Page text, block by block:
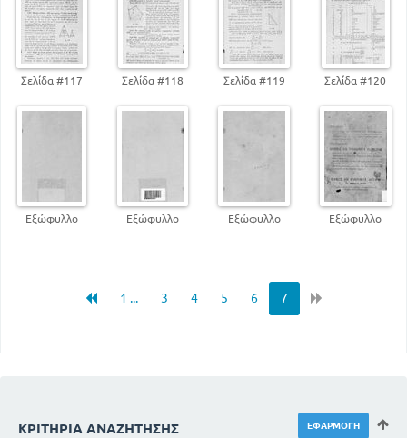
Σελίδα #117 Σελίδα #118 Σελίδα #119 Σελίδα #120
Εξώφυλλο Εξώφυλλο Εξώφυλλο Εξώφυλλο
1 ... 3 4 5 6 7
ΚΡΙΤΉΡΙΑ ΑΝΑΖΉΤΗΣΗΣ